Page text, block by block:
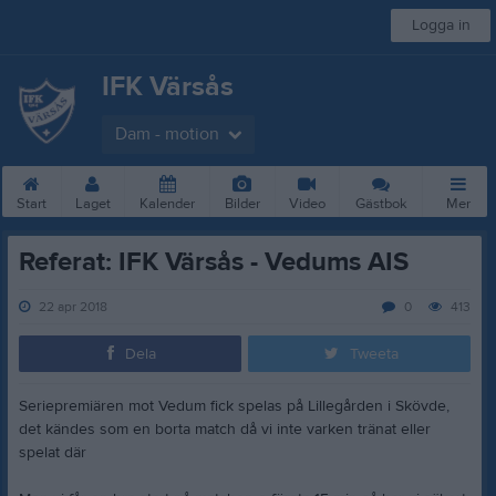
Logga in
IFK Värsås
Dam - motion
Start Laget Kalender Bilder Video Gästbok Mer
Referat: IFK Värsås - Vedums AIS
22 apr 2018 413
0
Dela Tweeta
Seriepremiären mot Vedum fick spelas på Lillegården i Skövde,
det kändes som en borta match då vi inte varken tränat eller
spelat där